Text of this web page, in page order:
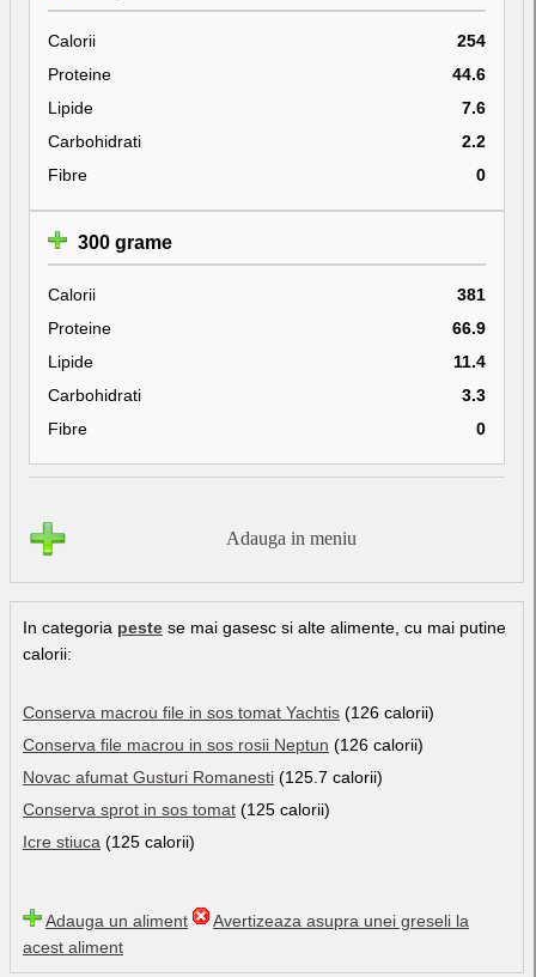
Calorii
254
Proteine
44.6
Lipide
7.6
Carbohidrati
2.2
Fibre
0
300 grame
Calorii
381
Proteine
66.9
Lipide
11.4
Carbohidrati
3.3
Fibre
0
Adauga in meniu
In categoria peste se mai gasesc si alte alimente, cu mai putine
calorii:
Conserva macrou file in sos tomat Yachtis (126 calorii)
Conserva file macrou in sos rosii Neptun (126 calorii)
Novac afumat Gusturi Romanesti (125.7 calorii)
Conserva sprot in sos tomat (125 calorii)
Icre stiuca (125 calorii)
Adauga un aliment
Avertizeaza asupra unei greseli la
acest aliment